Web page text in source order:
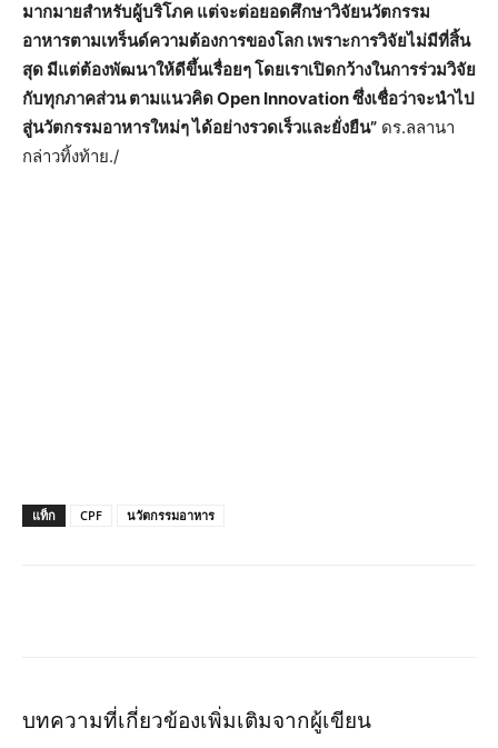
มากมายสำหรับผู้บริโภค แต่จะต่อยอดศึกษาวิจัยนวัตกรรม
อาหารตามเทร็นด์ความต้องการของโลก เพราะการวิจัยไม่มีที่สิ้น
สุด มีแต่ต้องพัฒนาให้ดีขึ้นเรื่อยๆ โดยเราเปิดกว้างในการร่วมวิจัย
กับทุกภาคส่วน ตามแนวคิด Open Innovation ซึ่งเชื่อว่าจะนำไป
สู่นวัตกรรมอาหารใหม่ๆ ได้อย่างรวดเร็วและยั่งยืน” ดร.ลลานา
กล่าวทิ้งท้าย./
แท็ก CPF นวัตกรรมอาหาร
บทความที่เกี่ยวข้องเพิ่มเติมจากผู้เขียน